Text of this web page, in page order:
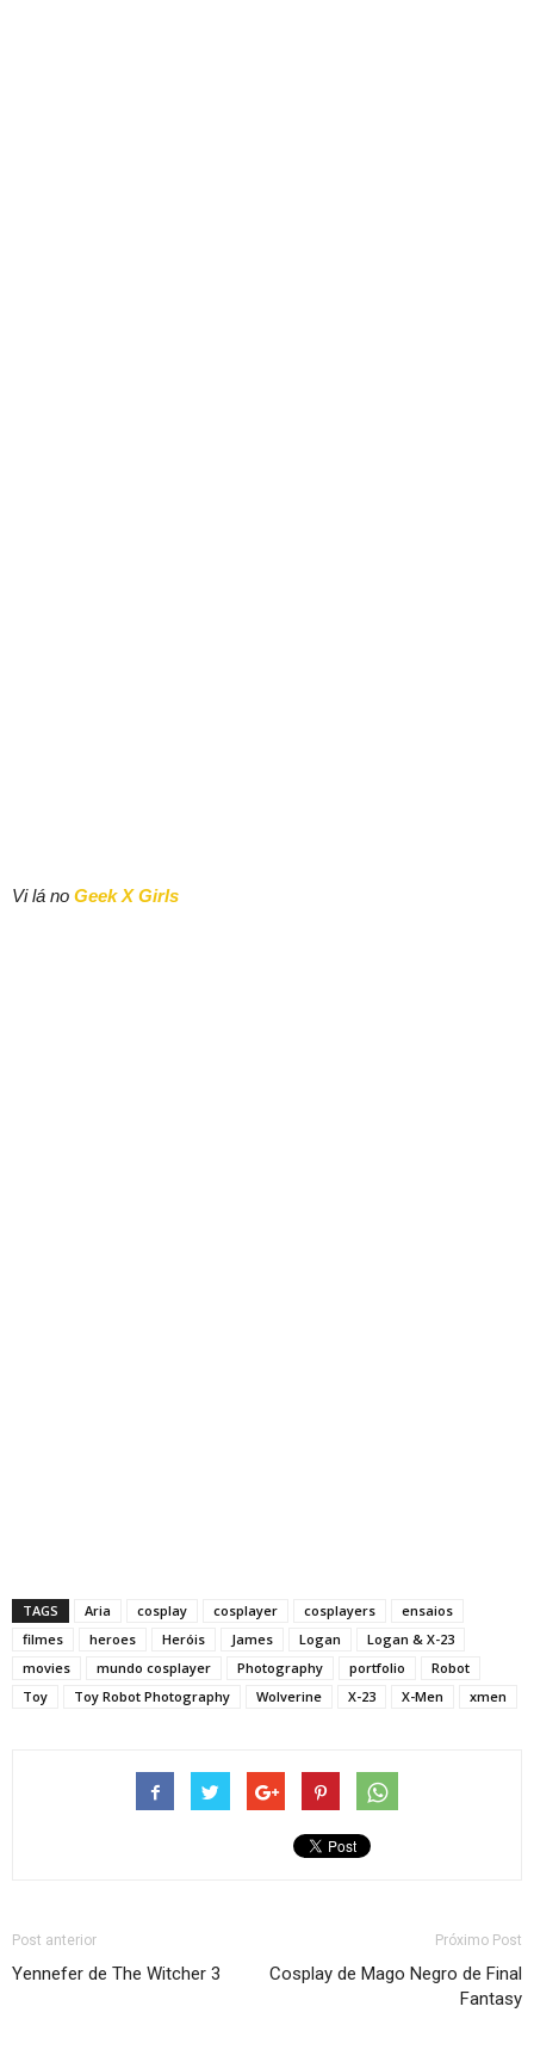
Vi lá no Geek X Girls
TAGS Aria cosplay cosplayer cosplayers
ensaios
filmes
heroes Heróis James Logan
Logan & X-23
movies
mundo cosplayer Photography portfolio
Robot
Toy
Toy Robot Photography Wolverine X-23 X-Men xmen
Post anterior
Yennefer de The Witcher 3
Próximo Post
Cosplay de Mago Negro de Final
Fantasy